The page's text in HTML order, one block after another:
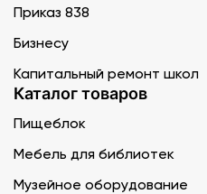
Приказ 838
Бизнесу
Капитальный ремонт школ
Каталог товаров
Пищеблок
Мебель для библиотек
Музейное оборудование